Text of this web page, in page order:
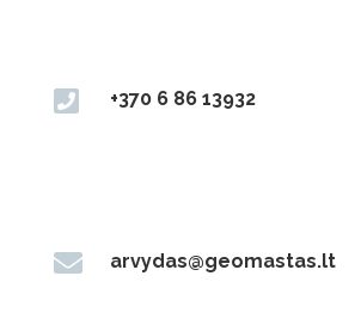
 +370 6 86 13932
 arvydas@geomastas.lt